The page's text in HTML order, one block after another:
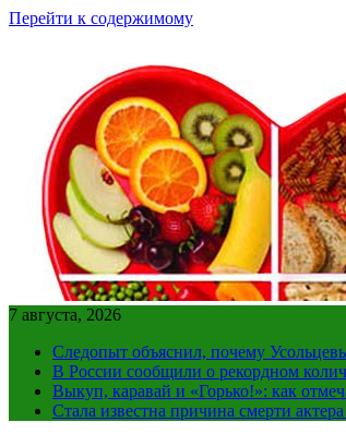
Перейти к содержимому
7 августа, 2026
Следопыт объяснил, почему
В России сообщили о рекордном
Выкуп, каравай и «Горько!»: как
Стала известна причина смерти